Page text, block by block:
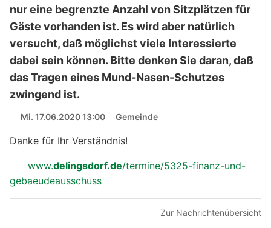
nur eine begrenzte Anzahl von Sitzplätzen für
Gäste vorhanden ist. Es wird aber natürlich
versucht, daß möglichst viele Interessierte
dabei sein können. Bitte denken Sie daran, daß
das Tragen eines Mund-Nasen-Schutzes
zwingend ist.
Mi. 17.06.2020 13:00 Gemeinde
Danke für Ihr Verständnis!
www.delingsdorf.de/termine/5325-finanz-und-
gebaeudeausschuss
Zur Nachrichtenübersicht